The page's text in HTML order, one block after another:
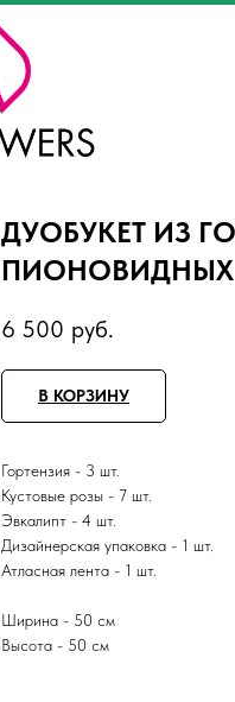
ДУОБУКЕТ ИЗ
6 500 руб.
В КОРЗИНУ
Гортензия - 3 шт.
Кустовые розы - 7 шт.
Эвкалипт - 4 шт.
Дизайнерская упаковка - 1 шт.
Атласная лента - 1 шт.
Ширина - 50 см
Высота - 50 см